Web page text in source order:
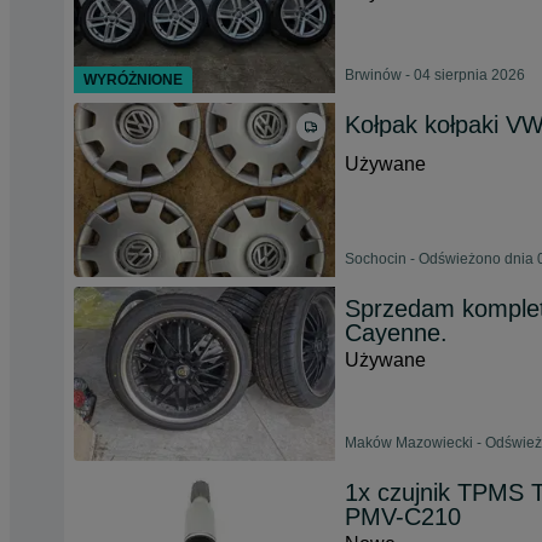
Brwinów - 04 sierpnia 2026
Kołpak kołpaki
Używane
Sochocin - Odświeżono dnia
Sprzedam
Cayenne.
Używane
Maków Mazowiecki -
1x czujnik TPMS
PMV-C210
WYRÓŻNIONE